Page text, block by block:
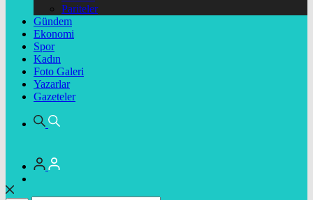
Pariteler
Gündem
Ekonomi
Spor
Kadın
Foto Galeri
Yazarlar
Gazeteler